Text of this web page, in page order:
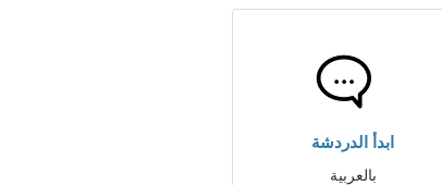
ابدأ الدردشة
بالعربية